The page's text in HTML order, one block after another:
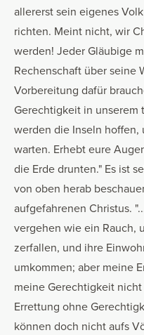
allererst sein eigenes
richten. Meint nicht, wir
werden! Jeder Gläubige
Rechenschaft über seine
Vorbereitung dafür
Gerechtigkeit in unserem
werden die Inseln
warten. Erhebt eure
die Erde drunten." Es ist
von oben herab
aufgefahrenen Christus.
vergehen wie ein Rauch,
zerfallen, und ihre
umkommen; aber meine
meine Gerechtigkeit
Errettung ohne
können doch nicht aufs